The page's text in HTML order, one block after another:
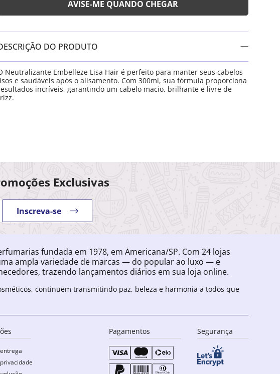
DO PRODUTO
Neutralizante Embelleze Lisa Hair é perfeito para manter seus cabelos
e saudáveis após o alisamento. Com 300ml, sua fórmula proporciona
incríveis, garantindo um cabelo macio, brilhante e livre de
Exclusivas
Inscreva-se
fundada em 1978, em Americana/SP. Com 24 lojas
ampla variedade de marcas — do popular ao luxo — e
trazendo lançamentos diários em sua loja online.
continuem transmitindo paz, beleza e harmonia a todos que
Pagamentos Segurança